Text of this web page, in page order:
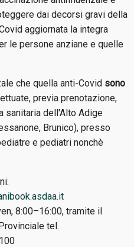
dai decorsi gravi della
aggiornata la integra
le persone anziane e quelle
che quella anti-Covid sono
previa prenotazione,
sanitaria dell'Alto Adige
Brunico), presso
e pediatri nonchè
8:00–16:00, tramite il
tel.